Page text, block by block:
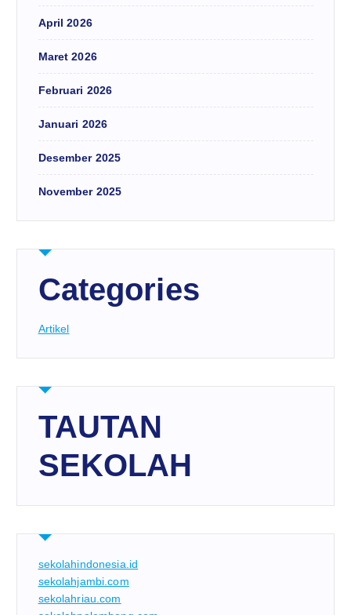
April 2026
Maret 2026
Februari 2026
Januari 2026
Desember 2025
November 2025
Categories
Artikel
TAUTAN
SEKOLAH
sekolahindonesia.id
sekolahjambi.com
sekolahriau.com